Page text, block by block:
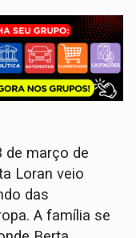
de março de
Loran veio
das
A família se